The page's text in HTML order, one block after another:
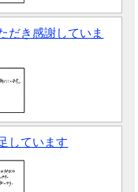
だき感謝していま
しています